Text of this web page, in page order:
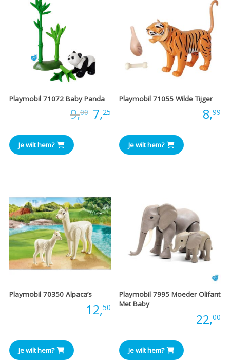
Playmobil 71072 Baby Panda
9,00 Oorspronkelijke
7,25Huidige
prijs
is:
Je wilt hem?
Playmobil 71055 Wilde Tijger
8,99
Je wilt hem?
Playmobil 70350 Alpaca’s
12,50
Je wilt hem?
Playmobil 7995 Moeder Olifant
Met Baby
22,00
Je wilt hem?